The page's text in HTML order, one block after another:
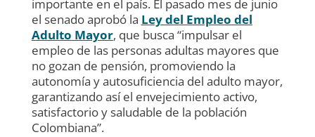
importante en el país. El pasado mes de junio
el senado aprobó la Ley del Empleo del
Adulto Mayor, que busca “impulsar el
empleo de las personas adultas mayores que
no gozan de pensión, promoviendo la
autonomía y autosuficiencia del adulto mayor,
garantizando así el envejecimiento activo,
satisfactorio y saludable de la población
Colombiana”.